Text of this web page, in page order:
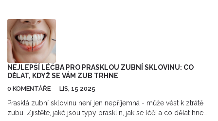
uvažují o zubní rekonstrukci.
NEJLEPŠÍ LÉČBA PRO PRASKLOU ZUBNÍ SKLOVINU: CO
DĚLAT, KDYŽ SE VÁM ZUB TRHNE
0 KOMENTÁŘE LIS, 15 2025
Prasklá zubní sklovinu není jen nepříjemná - může vést k ztrátě
zubu. Zjistěte, jaké jsou typy prasklin, jak se léčí a co dělat hned